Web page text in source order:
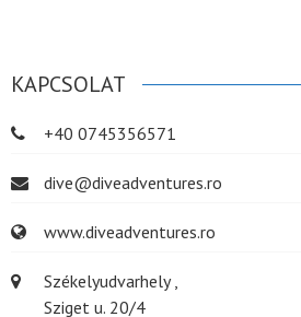
KAPCSOLAT
+40 0745356571
dive@diveadventures.ro
www.diveadventures.ro
Székelyudvarhely ,
Sziget u. 20/4